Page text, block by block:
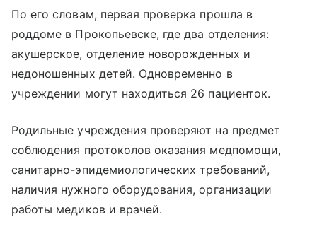
По его словам, первая проверка прошла в
роддоме в Прокопьевске, где два отделения:
акушерское, отделение новорожденных и
недоношенных детей. Одновременно в
учреждении могут находиться 26 пациенток.
Родильные учреждения проверяют на предмет
соблюдения протоколов оказания медпомощи,
санитарно-эпидемиологических требований,
наличия нужного оборудования, организации
работы медиков и врачей.